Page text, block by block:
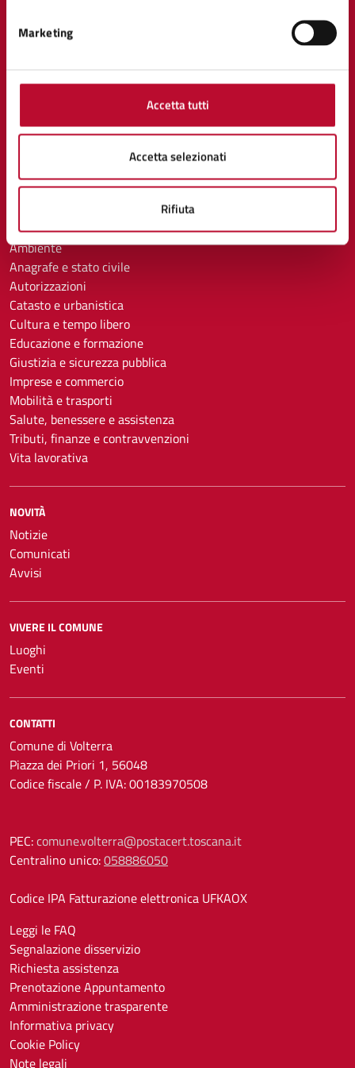
Marketing
Accetta tutti
Accetta selezionati
Rifiuta
AMMINISTRAZIONE
Politici
Personale amministrativo
Ambiente
Anagrafe e stato civile
Autorizzazioni
Catasto e urbanistica
Cultura e tempo libero
Educazione e formazione
Giustizia e sicurezza pubblica
Imprese e commercio
Mobilità e trasporti
Salute, benessere e assistenza
Tributi, finanze e contravvenzioni
Vita lavorativa
NOVITÀ
Notizie
Comunicati
Avvisi
VIVERE IL COMUNE
Luoghi
Eventi
CONTATTI
Comune di Volterra
Piazza dei Priori 1, 56048
Codice fiscale / P. IVA: 00183970508
PEC:comune.volterra@postacert.toscana.it
Centralino unico:058886050
Codice IPA Fatturazione elettronica UFKAOX
Leggi le FAQ
Segnalazione disservizio
Richiesta assistenza
Prenotazione Appuntamento
Amministrazione trasparente
Informativa privacy
Cookie Policy
Note legali